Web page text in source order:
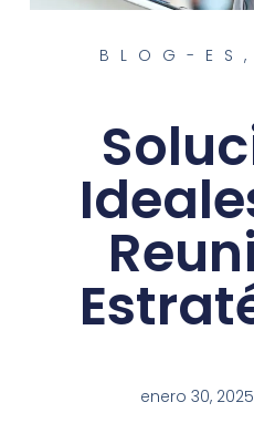
BLOG-ES
enero 30, 2025